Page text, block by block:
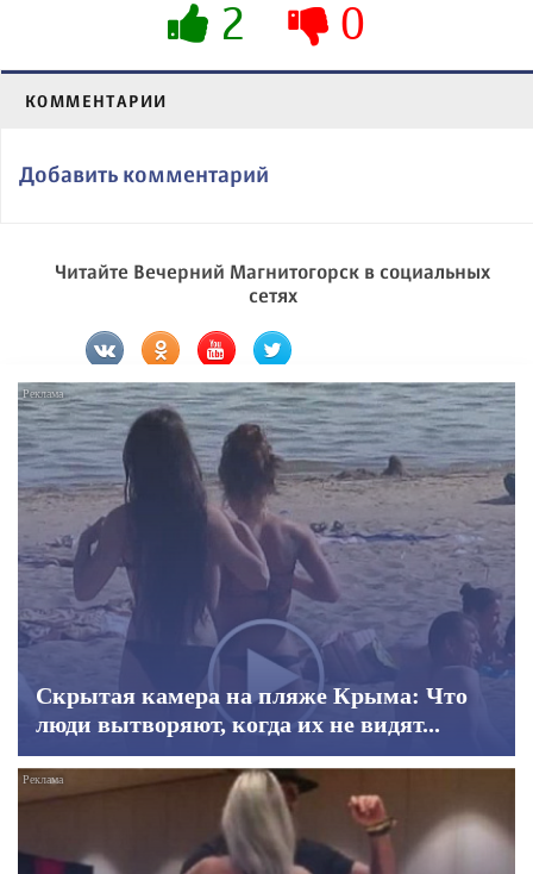
2 0
КОММЕНТАРИИ
Добавить комментарий
Читайте Вечерний Магнитогорск в социальных
сетях
Скрытая камера на пляже Крыма: Что
люди вытворяют, когда их не видят...